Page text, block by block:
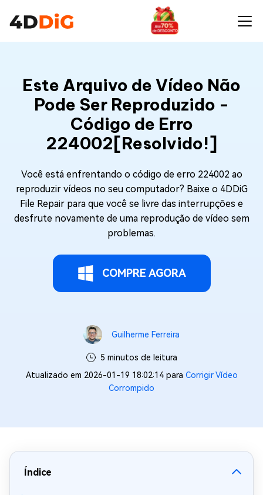
Este Arquivo de Vídeo Não
Pode Ser Reproduzido -
Código de Erro
224002[Resolvido!]
Você está enfrentando o código de erro 224002 ao
reproduzir vídeos no seu computador? Baixe o 4DDiG
File Repair para que você se livre das interrupções e
desfrute novamente de uma reprodução de vídeo sem
problemas.
COMPRE AGORA
Guilherme Ferreira
5 minutos de leitura
Atualizado em 2026-01-19 18:02:14 para Corrigir Vídeo
Corrompido
Índice